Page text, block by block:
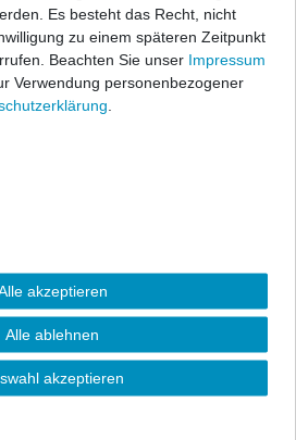
Nadelfilz (ca. 500g/m²)
Es besteht das Recht, nicht
zu einem späteren Zeitpunkt
Beachten Sie unser Impressum
Verwendung personenbezogener
Alle akzeptieren
Alle ablehnen
akzeptieren